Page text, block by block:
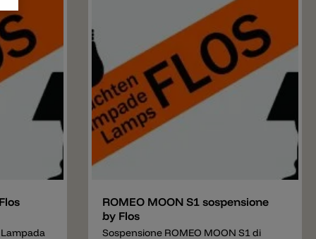
Aggiungere
ROMEO MOON S1 sospensione
by Flos
Sospensione ROMEO MOON S1 di